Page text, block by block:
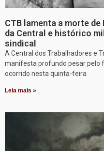
CTB lamenta a morte
da Central e histórico
sindical
A Central dos Trabalhadores e
manifesta profundo pesar pelo
ocorrido nesta quinta-feira
Leia mais »